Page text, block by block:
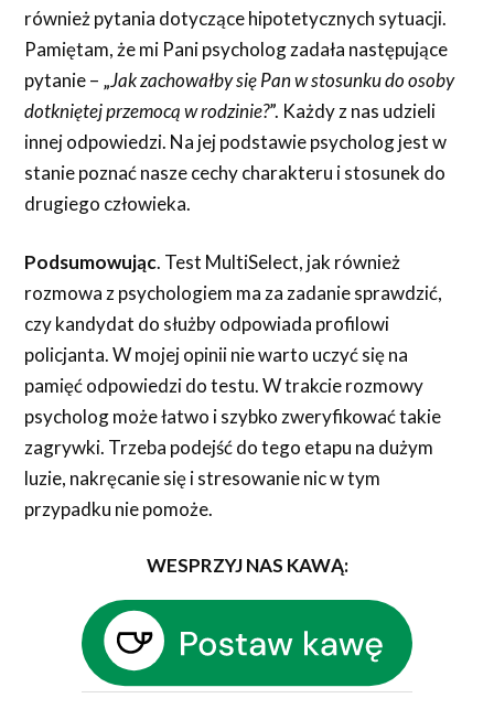
również pytania dotyczące hipotetycznych sytuacji.
Pamiętam, że mi Pani psycholog zadała następujące
pytanie – „Jak zachowałby się Pan w stosunku do osoby
dotkniętej przemocą w rodzinie?”. Każdy z nas udzieli
innej odpowiedzi. Na jej podstawie psycholog jest w
stanie poznać nasze cechy charakteru i stosunek do
drugiego człowieka.
Podsumowując. Test MultiSelect, jak również
rozmowa z psychologiem ma za zadanie sprawdzić,
czy kandydat do służby odpowiada profilowi
policjanta. W mojej opinii nie warto uczyć się na
pamięć odpowiedzi do testu. W trakcie rozmowy
psycholog może łatwo i szybko zweryfikować takie
zagrywki. Trzeba podejść do tego etapu na dużym
luzie, nakręcanie się i stresowanie nic w tym
przypadku nie pomoże.
WESPRZYJ NAS KAWĄ: